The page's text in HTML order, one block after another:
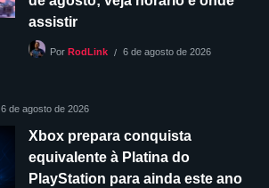
assistir
Por RodLink 6 de agosto de 2026
6 de agosto de 2026
Xbox prepara conquista
equivalente à Platina do
PlayStation para ainda este ano